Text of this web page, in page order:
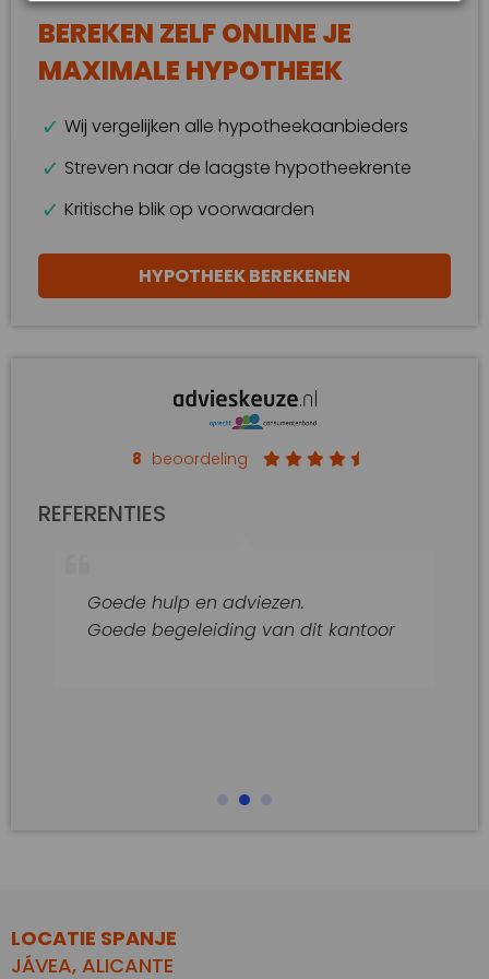
BEREKEN ZELF ONLINE JE
MAXIMALE HYPOTHEEK
Wij vergelijken alle hypotheekaanbieders
Streven naar de laagste hypotheekrente
Kritische blik op voorwaarden
HYPOTHEEK BEREKENEN
8 beoordeling
REFERENTIES
Goede hulp en adviezen.
Goede begeleiding van dit kantoor
LOCATIE SPANJE
JÁVEA, ALICANTE